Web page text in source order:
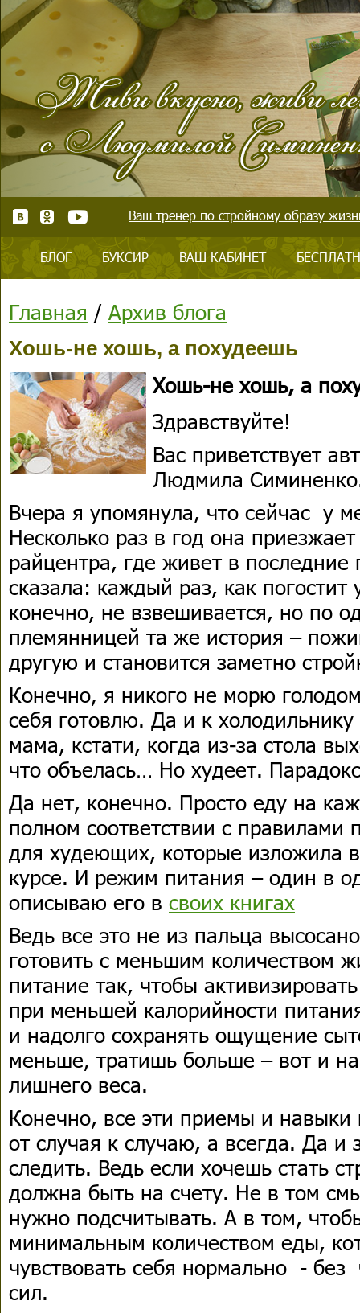
Ваш тренер по стройному образу
БЛОГ БУКСИР ВАШ КАБИНЕТ
Главная / Архив блога
Хошь-не хошь, а похудеешь
Хошь-не хошь, а
Здравствуйте!
Вас приветствует
Людмила
Вчера я упомянула, что сейчас у
Несколько раз в год она
райцентра, где живет в
сказала: каждый раз, как
конечно, не взвешивается, но по
племянницей та же история –
другую и становится заметно
Конечно, я никого не морю
себя готовлю. Да и к
мама, кстати, когда из-за стола
что объелась… Но худеет.
Да нет, конечно. Просто еду на
полном соответствии с правилами
для худеющих, которые изложила
курсе. И режим питания – один в
описываю его в своих книгах
Ведь все это не из пальца
готовить с меньшим количеством
питание так, чтобы
при меньшей калорийности
и надолго сохранять ощущение
меньше, тратишь больше – вот и
лишнего веса.
Конечно, все эти приемы и навыки
от случая к случаю, а всегда. Да и
следить. Ведь если хочешь стать
должна быть на счету. Не в том
нужно подсчитывать. А в том,
минимальным количеством еды,
чувствовать себя нормально - без
сил.